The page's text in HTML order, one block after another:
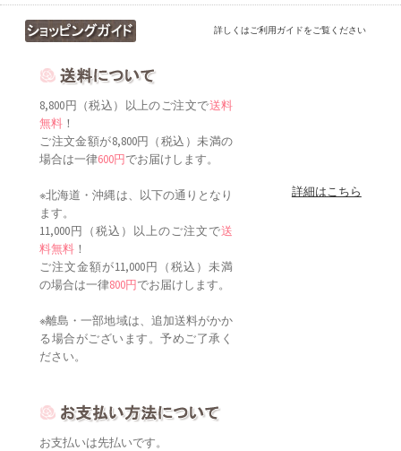
詳しくはご利用ガイドをご覧ください
8,800円（税込）以上のご注文で送料
無料 ！
ご注文金額が8,800円（税込）未満の
場合は一律600円でお届けします。
※北海道・沖縄は、以下の通りとなり
ます。
11,000円（税込）以上のご注文で送
料無料 ！
ご注文金額が11,000円（税込）未満
の場合は一律800円でお届けします。
※離島・一部地域は、追加送料がかか
る場合がございます。予めご了承く
ださい。
詳細はこちら
お支払いは先払いです。